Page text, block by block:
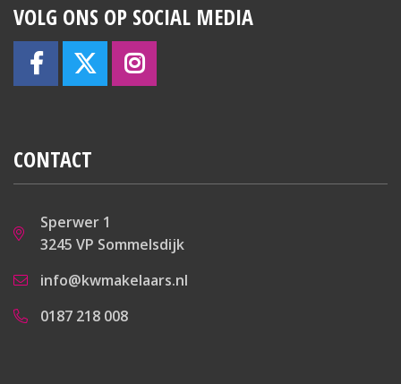
VOLG ONS OP SOCIAL MEDIA
CONTACT
Sperwer 1
3245 VP Sommelsdijk
info@kwmakelaars.nl
0187 218 008